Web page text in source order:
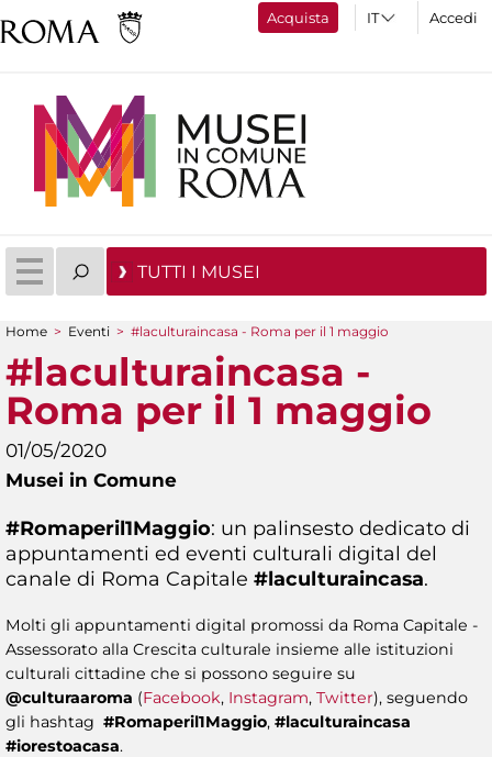
Acquista Accedi
TUTTI I MUSEI
Tu sei qui
Home > Eventi > #laculturaincasa - Roma per il 1 maggio
#laculturaincasa -
Roma per il 1 maggio
01/05/2020
Musei in Comune
#Romaperil1Maggio: un palinsesto dedicato di
appuntamenti ed eventi culturali digital del
canale di Roma Capitale #laculturaincasa.
Molti gli appuntamenti digital promossi da Roma Capitale -
Assessorato alla Crescita culturale insieme alle istituzioni
culturali cittadine che si possono seguire su
@culturaaroma (Facebook, Instagram, Twitter), seguendo
gli hashtag #Romaperil1Maggio, #laculturaincasa
#iorestoacasa.